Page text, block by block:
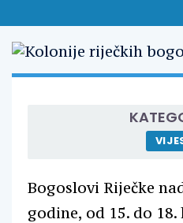
Bogoslovi Riječke
godine, od 15. do